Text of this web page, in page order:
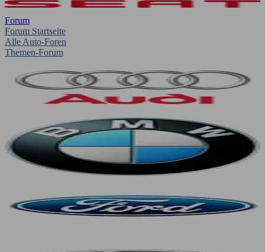
Forum
Forum Startseite
Alle Auto-Foren
Themen-Forum